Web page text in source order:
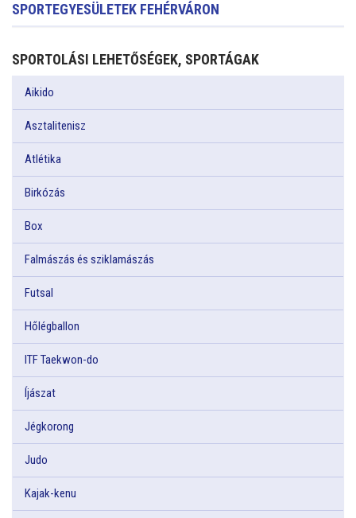
SPORTEGYESÜLETEK FEHÉRVÁRON
SPORTOLÁSI LEHETŐSÉGEK, SPORTÁGAK
Aikido
Asztalitenisz
Atlétika
Birkózás
Box
Falmászás és sziklamászás
Futsal
Hőlégballon
ITF Taekwon-do
Íjászat
Jégkorong
Judo
Kajak-kenu